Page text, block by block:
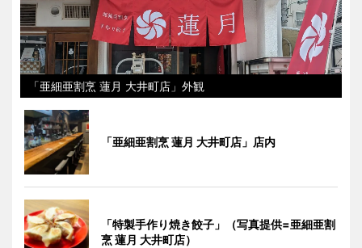
「亜細亜割烹 蓮月 大井町店」外観
「亜細亜割烹 蓮月 大井町店」店内
「特製手作り焼き餃子」（写真提供=亜細亜割
烹 蓮月 大井町店）